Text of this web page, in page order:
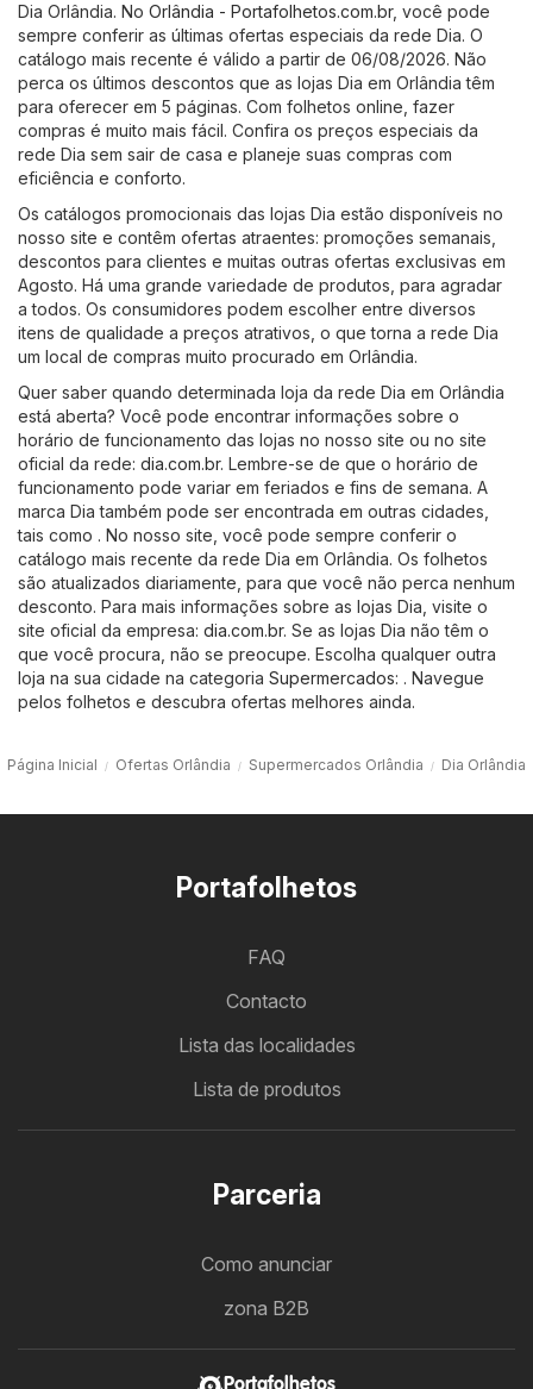
Dia Orlândia. No Orlândia - Portafolhetos.com.br, você pode
sempre conferir as últimas ofertas especiais da rede Dia. O
catálogo mais recente é válido a partir de 06/08/2026. Não
perca os últimos descontos que as lojas Dia em Orlândia têm
para oferecer em 5 páginas. Com folhetos online, fazer
compras é muito mais fácil. Confira os preços especiais da
rede Dia sem sair de casa e planeje suas compras com
eficiência e conforto.
Os catálogos promocionais das lojas Dia estão disponíveis no
nosso site e contêm ofertas atraentes: promoções semanais,
descontos para clientes e muitas outras ofertas exclusivas em
Agosto. Há uma grande variedade de produtos, para agradar
a todos. Os consumidores podem escolher entre diversos
itens de qualidade a preços atrativos, o que torna a rede Dia
um local de compras muito procurado em Orlândia.
Quer saber quando determinada loja da rede Dia em Orlândia
está aberta? Você pode encontrar informações sobre o
horário de funcionamento das lojas no nosso site ou no site
oficial da rede: dia.com.br. Lembre-se de que o horário de
funcionamento pode variar em feriados e fins de semana. A
marca Dia também pode ser encontrada em outras cidades,
tais como . No nosso site, você pode sempre conferir o
catálogo mais recente da rede Dia em Orlândia. Os folhetos
são atualizados diariamente, para que você não perca nenhum
desconto. Para mais informações sobre as lojas Dia, visite o
site oficial da empresa: dia.com.br. Se as lojas Dia não têm o
que você procura, não se preocupe. Escolha qualquer outra
loja na sua cidade na categoria Supermercados: . Navegue
pelos folhetos e descubra ofertas melhores ainda.
Página Inicial Ofertas Orlândia Supermercados Orlândia Dia Orlândia
Portafolhetos
FAQ
Contacto
Lista das localidades
Lista de produtos
Parceria
Como anunciar
zona B2B
Portafolhetos